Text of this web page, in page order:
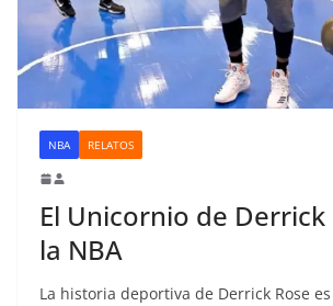
NBA RELATOS
El Unicornio de Derrick
la NBA
La historia deportiva de Derrick Rose